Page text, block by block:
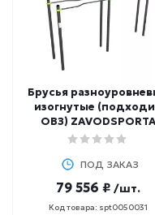
Брусья
изогнутые
ОВЗ) ZAVODSPORTA
W360 GTO
ПОД ЗАКАЗ
79 556 ₽ /шт.
Код товара: spt0050031